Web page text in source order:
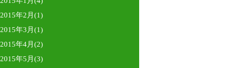
2015年2月(1)
2015年3月(1)
2015年4月(2)
2015年5月(3)